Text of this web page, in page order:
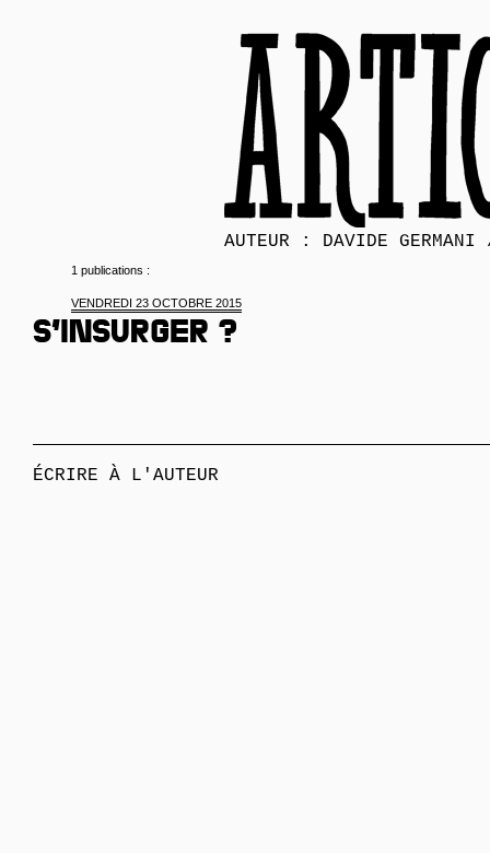
AUTEUR : DAVIDE GERMANI
1 publications :
VENDREDI 23 OCTOBRE 2015
S’insurger ?
ÉCRIRE À L'AUTEUR